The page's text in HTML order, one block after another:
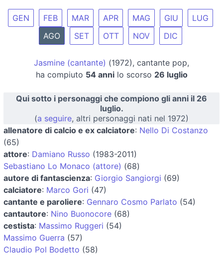
GEN FEB MAR APR MAG GIU
LUG
AGO
SET OTT NOV DIC
Jasmine (cantante) (1972), cantante pop,
ha compiuto 54 annilo scorso 26 luglio
Qui sotto i personaggi che compiono gli anni il 26
luglio.
(a seguire, altri personaggi nati nel 1972)
allenatore di calcio e ex calciatore: Nello Di Costanzo
(65)
attore: Damiano Russo (1983-2011)
Sebastiano Lo Monaco (attore) (68)
autore di fantascienza: Giorgio Sangiorgi (69)
calciatore: Marco Gori (47)
cantante e paroliere: Gennaro Cosmo Parlato (54)
cantautore: Nino Buonocore (68)
cestista: Massimo Ruggeri (54)
Massimo Guerra (57)
Claudio Pol Bodetto (58)